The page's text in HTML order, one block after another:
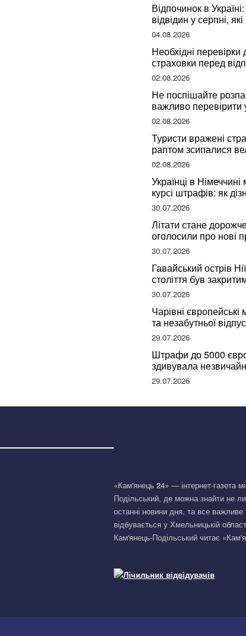
Відпочинок в
відвідин у серпні,
закордонні враження
04.08.2026
Необхідні
страховки перед
подорож
02.08.2026
Не поспішайте
важливо перевірити
за словами
02.08.2026
Туристи вражені
раптом зсипалися
02.08.2026
Українці в
курсі штрафів: як
борги
30.07.2026
Літати стане
оголосили про нові
вибору місць
30.07.2026
Гавайський острів
століття був
починає приймати
30.07.2026
Чарівні
та незабутньої
29.07.2026
Штрафи до 5000
здивувала
Німеччині та
29.07.2026
«Кам'янець 24» — інтернет-газета
Подільський, де можна знайти не
останні новини дня, та все важливе
відбувається у Хмельницькій
Кам'янець-Подільський читає